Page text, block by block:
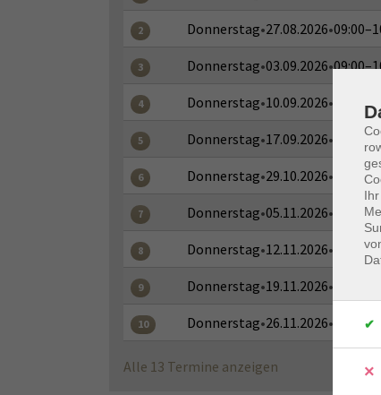
2 Donnerstag•27.08.2026•
3 Donnerstag•03.09.2026•
4 Donnerstag•10.09.2026•
5 Donnerstag•17.09.2026•
6 Donnerstag•29.10.2026•
7 Donnerstag•05.11.2026•
8 Donnerstag•12.11.2026•
9 Donnerstag•19.11.2026•
10 Donnerstag•26.11.2026•
Alle 13 Termine anzeigen